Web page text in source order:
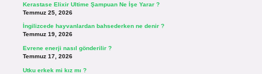
Kerastase Elixir Ultime Şampuan Ne İşe Yarar ?
Temmuz 25, 2026
İngilizcede hayvanlardan bahsederken ne denir ?
Temmuz 19, 2026
Evrene enerji nasıl gönderilir ?
Temmuz 17, 2026
Utku erkek mi kız mı ?